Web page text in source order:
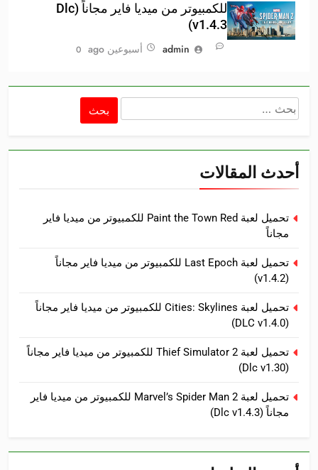
للكمبيوتر من ميديا فاير مجاناً (Dlc
v1.4.3)
admin
أسبوعين ago 0
البحث
عن:
أحدث المقالات
تحميل لعبة Paint the Town Red للكمبيوتر من ميديا فاير
مجاناً
تحميل لعبة Last Epoch للكمبيوتر من ميديا فاير مجاناً
(v1.4.2)
تحميل لعبة Cities: Skylines للكمبيوتر من ميديا فاير مجاناً
(DLC v1.4.0)
تحميل لعبة Thief Simulator 2 للكمبيوتر من ميديا فاير مجاناً
(Dlc v1.30)
تحميل لعبة Marvel’s Spider Man 2 للكمبيوتر من ميديا فاير
مجاناً (Dlc v1.4.3)